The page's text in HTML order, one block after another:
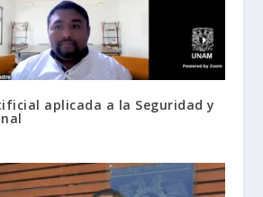
aplicada a la Seguridad y